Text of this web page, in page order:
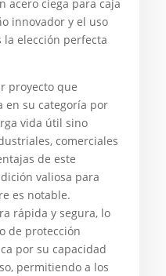
acero ciega para caja
innovador y el uso
elección perfecta
proyecto que
en su categoría por
vida útil sino
comerciales
de este
valiosa para
es notable.
rápida y segura, lo
de protección
por su capacidad
permitiendo a los